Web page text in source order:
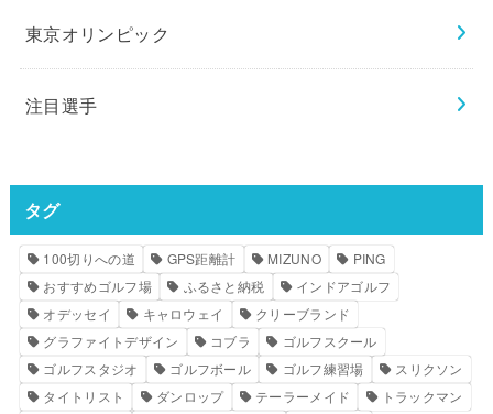
東京オリンピック
注目選手
タグ
100切りへの道 GPS距離計 MIZUNO
PING
おすすめゴルフ場
ふるさと納税
インドアゴルフ
オデッセイ
キャロウェイ
クリーブランド
グラファイトデザイン
コブラ
ゴルフスクール
ゴルフスタジオ
ゴルフボール ゴルフ練習場
スリクソン
タイトリスト
ダンロップ テーラーメイド トラックマン